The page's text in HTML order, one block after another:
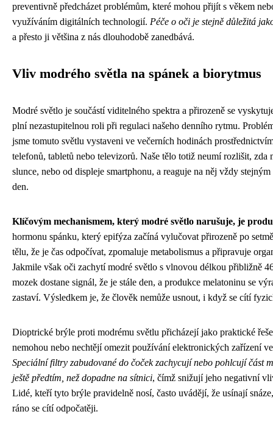
preventivně předcházet problémům, které mohou přijít s věkem
využíváním digitálních technologií. Péče o oči je stejně důležitá
a přesto ji většina z nás dlouhodobě zanedbává.
Vliv modrého světla na spánek a biorytmus
Modré světlo je součástí viditelného spektra a přirozeně se
plní nezastupitelnou roli při regulaci našeho denního rytmu.
jsme tomuto světlu vystaveni ve večerních hodinách
telefonů, tabletů nebo televizorů. Naše tělo totiž neumí rozlišit, zda
slunce, nebo od displeje smartphonu, a reaguje na něj vždy
den.
Klíčovým mechanismem, který modré světlo narušuje, je
hormonu spánku, který epifýza začíná vylučovat přirozeně po
tělu, že je čas odpočívat, zpomaluje metabolismus a připravuje
Jakmile však oči zachytí modré světlo s vlnovou délkou přibližně
mozek dostane signál, že je stále den, a produkce melatoninu se
zastaví. Výsledkem je, že člověk nemůže usnout, i když se cítí
Dioptrické brýle proti modrému světlu přicházejí jako praktické
nemohou nebo nechtějí omezit používání elektronických zařízení
Speciální filtry zabudované do čoček zachycují nebo pohlcují část
ještě předtím, než dopadne na sítnici, čímž snižují jeho negativní
Lidé, kteří tyto brýle pravidelně nosí, často uvádějí, že usínají
ráno se cítí odpočatěji.